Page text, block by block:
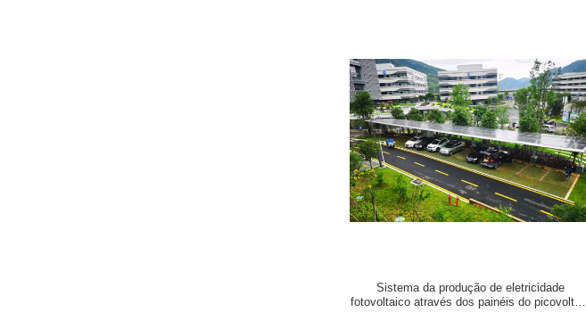
Sistema da produção de eletricidade
fotovoltaico através dos painéis do picovolt no